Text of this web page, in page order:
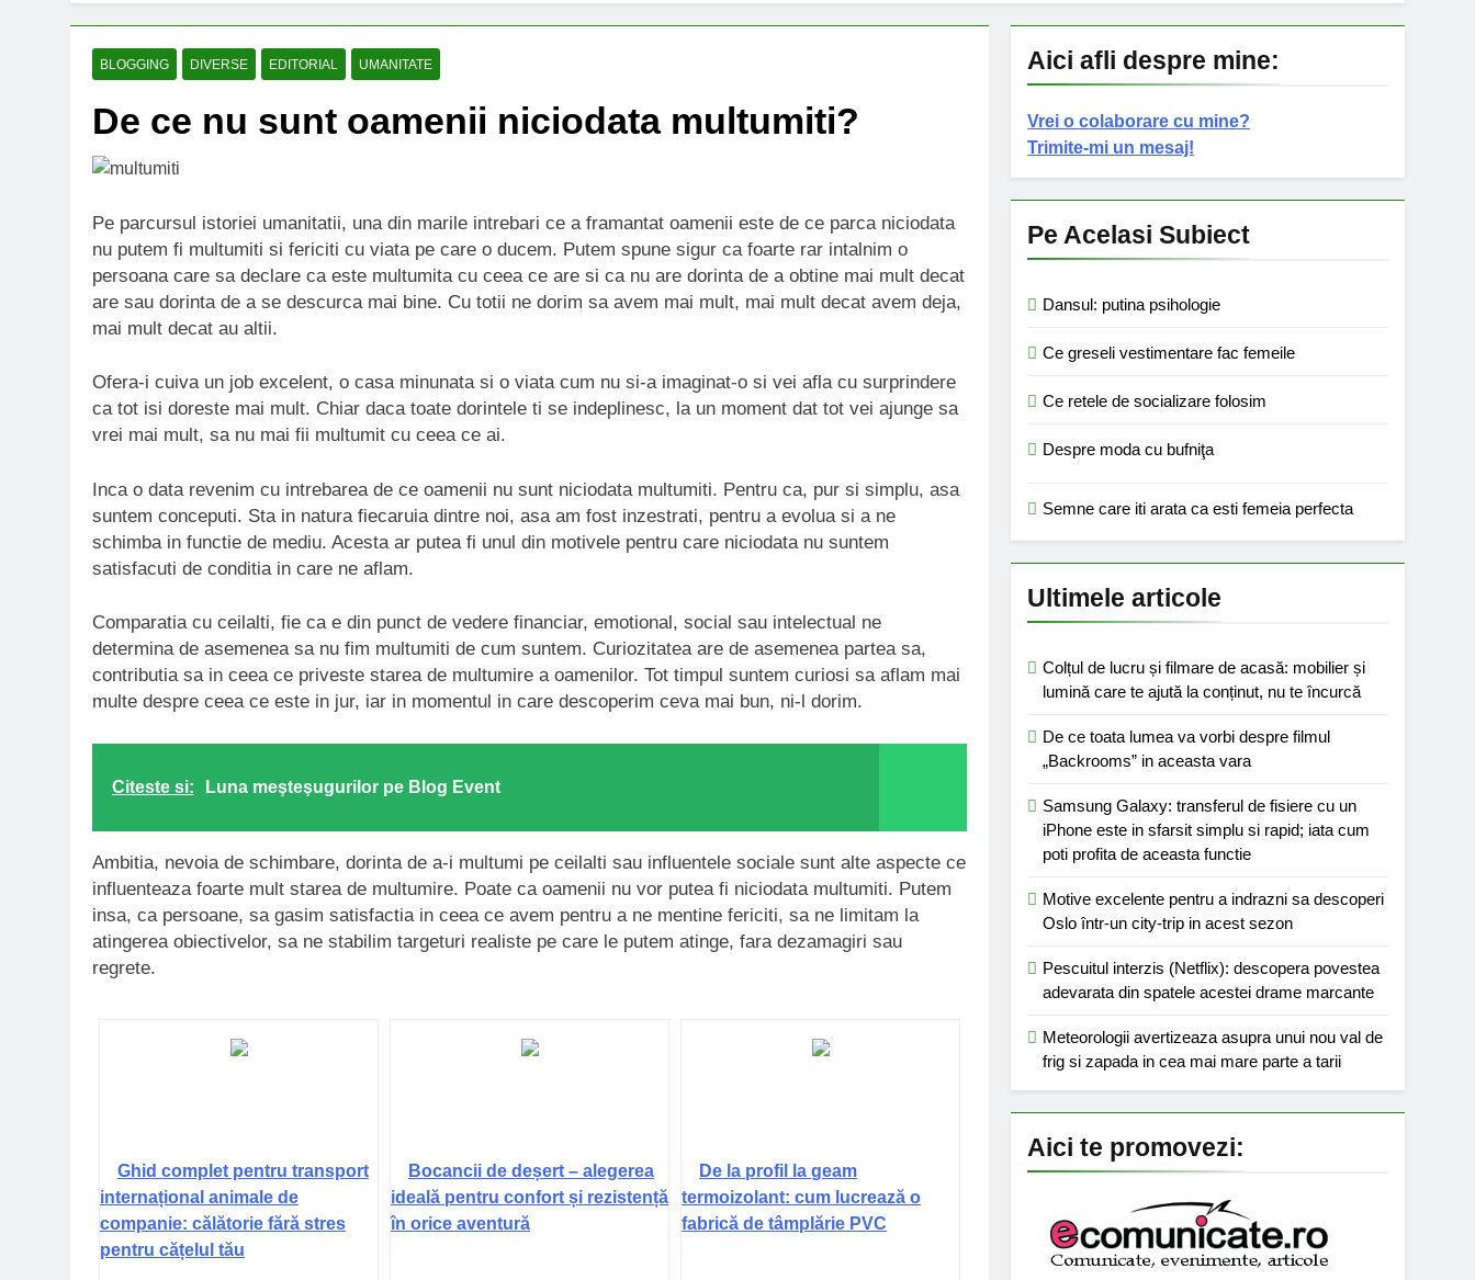
BLOGGING DIVERSE EDITORIAL UMANITATE
De ce nu sunt oamenii niciodata multumiti?
Pe parcursul istoriei umanitatii, una din marile intrebari ce a framantat oamenii este de ce parca niciodata
nu putem fi multumiti si fericiti cu viata pe care o ducem. Putem spune sigur ca foarte rar intalnim o
persoana care sa declare ca este multumita cu ceea ce are si ca nu are dorinta de a obtine mai mult decat
are sau dorinta de a se descurca mai bine. Cu totii ne dorim sa avem mai mult, mai mult decat avem deja,
mai mult decat au altii.
Ofera-i cuiva un job excelent, o casa minunata si o viata cum nu si-a imaginat-o si vei afla cu surprindere
ca tot isi doreste mai mult. Chiar daca toate dorintele ti se indeplinesc, la un moment dat tot vei ajunge sa
vrei mai mult, sa nu mai fii multumit cu ceea ce ai.
Inca o data revenim cu intrebarea de ce oamenii nu sunt niciodata multumiti. Pentru ca, pur si simplu, asa
suntem conceputi. Sta in natura fiecaruia dintre noi, asa am fost inzestrati, pentru a evolua si a ne
schimba in functie de mediu. Acesta ar putea fi unul din motivele pentru care niciodata nu suntem
satisfacuti de conditia in care ne aflam.
Comparatia cu ceilalti, fie ca e din punct de vedere financiar, emotional, social sau intelectual ne
determina de asemenea sa nu fim multumiti de cum suntem. Curiozitatea are de asemenea partea sa,
contributia sa in ceea ce priveste starea de multumire a oamenilor. Tot timpul suntem curiosi sa aflam mai
multe despre ceea ce este in jur, iar in momentul in care descoperim ceva mai bun, ni-l dorim.
Citeste si: Luna meşteşugurilor pe Blog Event
Ambitia, nevoia de schimbare, dorinta de a-i multumi pe ceilalti sau influentele sociale sunt alte aspecte ce
influenteaza foarte mult starea de multumire. Poate ca oamenii nu vor putea fi niciodata multumiti. Putem
insa, ca persoane, sa gasim satisfactia in ceea ce avem pentru a ne mentine fericiti, sa ne limitam la
atingerea obiectivelor, sa ne stabilim targeturi realiste pe care le putem atinge, fara dezamagiri sau
regrete.
Ghid complet pentru transport
internațional animale de
companie: călătorie fără stres
pentru cățelul tău
Bocancii de deșert – alegerea
ideală pentru confort și rezistență
în orice aventură
De la profil la geam
termoizolant: cum lucrează o
fabrică de tâmplărie PVC
Aici afli despre mine:
Vrei o colaborare cu mine?
Trimite-mi un mesaj!
Pe Acelasi Subiect
Dansul: putina psihologie
Ce greseli vestimentare fac femeile
Ce retele de socializare folosim
Despre moda cu bufniţa
Semne care iti arata ca esti femeia perfecta
Ultimele articole
Colțul de lucru și filmare de acasă: mobilier și
lumină care te ajută la conținut, nu te încurcă
De ce toata lumea va vorbi despre filmul
„Backrooms” in aceasta vara
Samsung Galaxy: transferul de fisiere cu un
iPhone este in sfarsit simplu si rapid; iata cum
poti profita de aceasta functie
Motive excelente pentru a indrazni sa descoperi
Oslo într-un city-trip in acest sezon
Pescuitul interzis (Netflix): descopera povestea
adevarata din spatele acestei drame marcante
Meteorologii avertizeaza asupra unui nou val de
frig si zapada in cea mai mare parte a tarii
Aici te promovezi: